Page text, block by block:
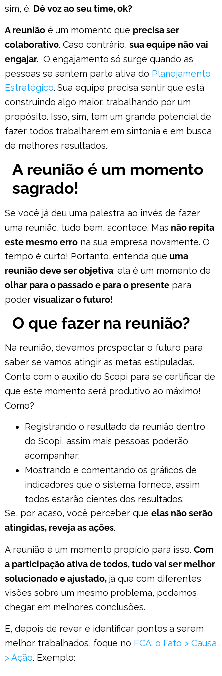
sim, é. Dê voz ao seu time, ok?
A reunião é um momento que precisa ser
colaborativo. Caso contrário, sua equipe não vai
engajar. O engajamento só surge quando as
pessoas se sentem parte ativa do Planejamento
Estratégico. Sua equipe precisa sentir que está
construindo algo maior, trabalhando por um
propósito. Isso, sim, tem um grande potencial de
fazer todos trabalharem em sintonia e em busca
de melhores resultados.
A reunião é um momento
sagrado!
Se você já deu uma palestra ao invés de fazer
uma reunião, tudo bem, acontece. Mas não repita
este mesmo erro na sua empresa novamente. O
tempo é curto! Portanto, entenda que uma
reunião deve ser objetiva: ela é um momento de
olhar para o passado e para o presente para
poder visualizar o futuro!
O que fazer na reunião?
Na reunião, devemos prospectar o futuro para
saber se vamos atingir as metas estipuladas.
Conte com o auxílio do Scopi para se certificar de
que este momento será produtivo ao máximo!
Como?
Registrando o resultado da reunião dentro
do Scopi, assim mais pessoas poderão
acompanhar;
Mostrando e comentando os gráficos de
indicadores que o sistema fornece, assim
todos estarão cientes dos resultados;
Se, por acaso, você perceber que elas não serão
atingidas, reveja as ações.
A reunião é um momento propício para isso. Com
a participação ativa de todos, tudo vai ser melhor
solucionado e ajustado, já que com diferentes
visões sobre um mesmo problema, podemos
chegar em melhores conclusões.
E, depois de rever e identificar pontos a serem
melhor trabalhados, foque no FCA: o Fato > Causa
> Ação. Exemplo: